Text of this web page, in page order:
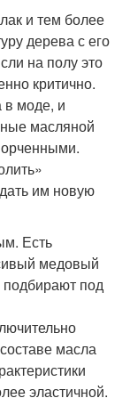
и тем более
дерева с его
на полу это
критично.
в моде, и
масляной
им новую
Есть
медовый
подбирают под
масла
эластичной.